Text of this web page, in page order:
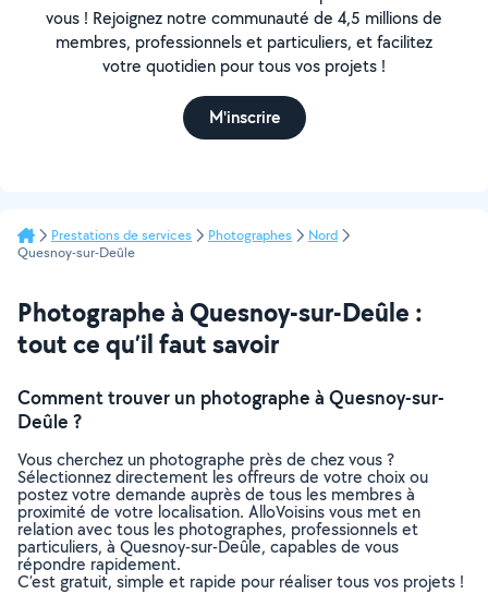
vous ! Rejoignez notre communauté de 4,5 millions de
membres, professionnels et particuliers, et facilitez
votre quotidien pour tous vos projets !
M'inscrire
Prestations de services Photographes
Nord
Quesnoy-sur-Deûle
Photographe à Quesnoy-sur-Deûle :
tout ce qu’il faut savoir
Comment trouver un photographe à Quesnoy-sur-
Deûle ?
Vous cherchez un photographe près de chez vous ?
Sélectionnez directement les offreurs de votre choix ou
postez votre demande auprès de tous les membres à
proximité de votre localisation. AlloVoisins vous met en
relation avec tous les photographes, professionnels et
particuliers, à Quesnoy-sur-Deûle, capables de vous
répondre rapidement.
C’est gratuit, simple et rapide pour réaliser tous vos projets !